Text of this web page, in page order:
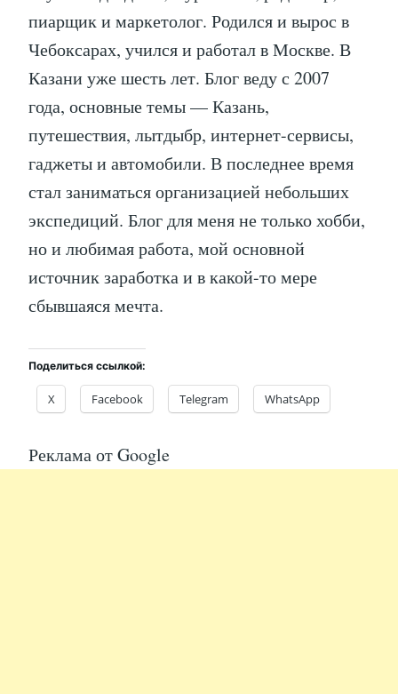
пиарщик и маркетолог. Родился и вырос в
Чебоксарах, учился и работал в Москве. В
Казани уже шесть лет. Блог веду с 2007
года, основные темы — Казань,
путешествия, лытдыбр, интернет-сервисы,
гаджеты и автомобили. В последнее время
стал заниматься организацией небольших
экспедиций. Блог для меня не только хобби,
но и любимая работа, мой основной
источник заработка и в какой-то мере
сбывшаяся мечта.
Поделиться ссылкой:
X Facebook Telegram WhatsApp
Реклама от Google